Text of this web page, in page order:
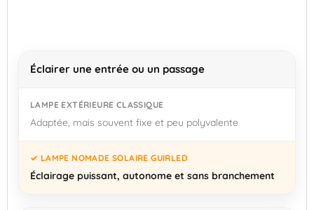
Éclairer une entrée ou un passage
Adaptée, mais souvent fixe et peu polyvalente
Éclairage puissant, autonome et sans branchement